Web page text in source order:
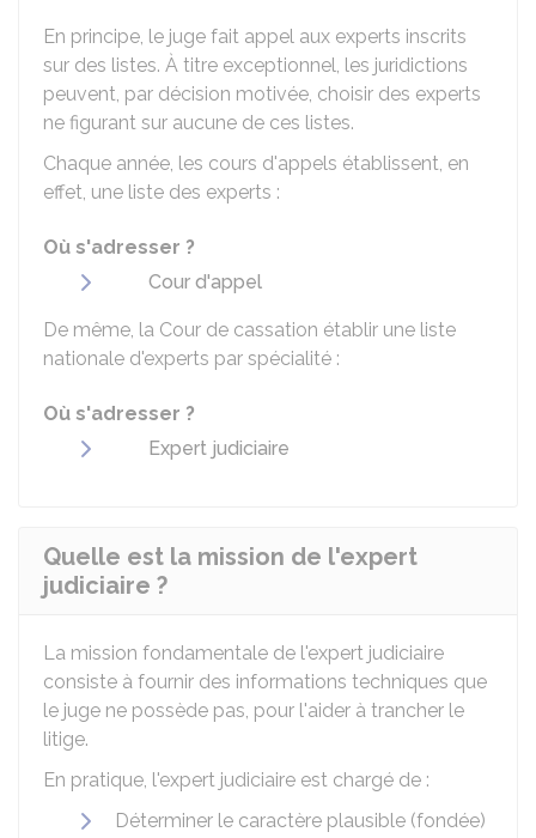
En principe, le juge fait appel aux experts inscrits
sur des listes. À titre exceptionnel, les juridictions
peuvent, par décision motivée, choisir des experts
ne figurant sur aucune de ces listes.
Chaque année, les cours d'appels établissent, en
effet, une liste des experts :
Où s'adresser ?
Cour d'appel
De même, la Cour de cassation établir une liste
nationale d'experts par spécialité :
Où s'adresser ?
Expert judiciaire
Quelle est la mission de l'expert
judiciaire ?
La mission fondamentale de l'expert judiciaire
consiste à fournir des informations techniques que
le juge ne possède pas, pour l'aider à trancher le
litige.
En pratique, l'expert judiciaire est chargé de :
Déterminer le caractère plausible (fondée)